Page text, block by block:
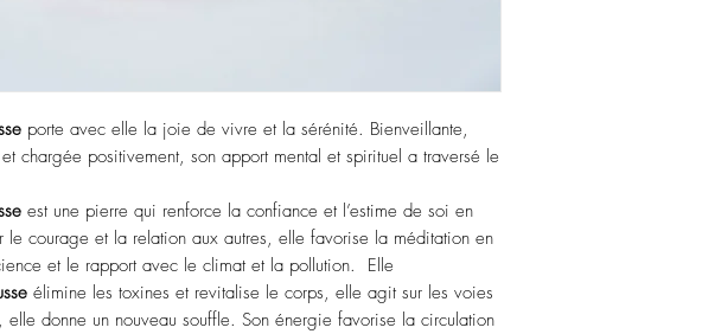
porte avec elle la joie de vivre et la sérénité. Bienveillante,
chargée positivement, son apport mental et spirituel a traversé le
est une pierre qui renforce la confiance et l’estime de soi en
le courage et la relation aux autres, elle favorise la méditation en
et le rapport avec le climat et la pollution. Elle
élimine les toxines et revitalise le corps, elle agit sur les voies
elle donne un nouveau souffle. Son énergie favorise la circulation